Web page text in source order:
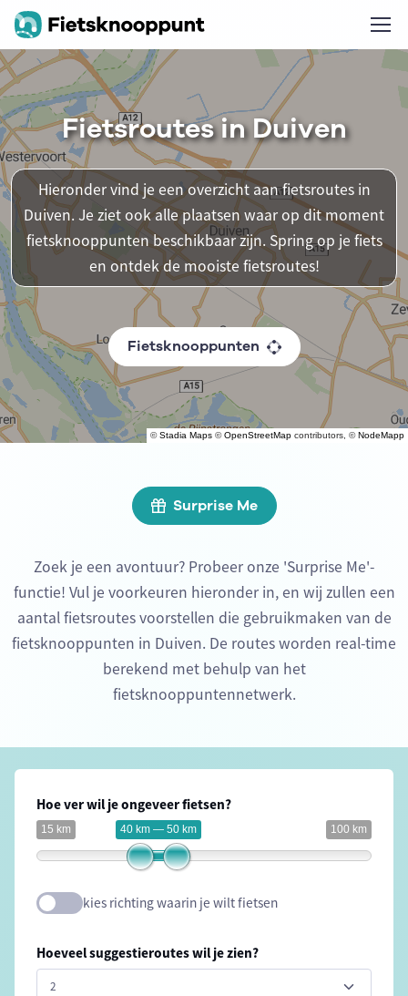
©Stadia Maps ©OpenStreetMap contributors, ©NodeMapp
Fietsroutes in Duiven
Hieronder vind je een overzicht aan fietsroutes in
Duiven. Je ziet ook alle plaatsen waar op dit moment
fietsknooppunten beschikbaar zijn. Spring op je fiets
en ontdek de mooiste fietsroutes!
Fietsknooppunten
Surprise Me
Zoek je een avontuur? Probeer onze 'Surprise Me'-
functie! Vul je voorkeuren hieronder in, en wij zullen een
aantal fietsroutes voorstellen die gebruikmaken van de
fietsknooppunten in Duiven. De routes worden real-time
berekend met behulp van het
fietsknooppuntennetwerk.
Hoe ver wil je ongeveer fietsen?
15 km 100 km
40 km — 50 km
kies richting waarin je wilt fietsen
Hoeveel suggestieroutes wil je zien?